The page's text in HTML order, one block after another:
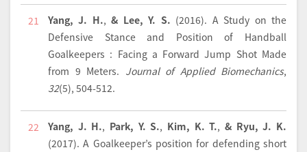
21 Yang, J. H.,& Lee, Y. S. (2016). A Study on the
Defensive Stance and Position of Handball
Goalkeepers : Facing a Forward Jump Shot Made
from 9 Meters. Journal of Applied Biomechanics,
32(5), 504-512.
22 Yang, J. H., Park, Y. S., Kim, K. T.,& Ryu, J. K.
(2017).A Goalkeeper’s position for defending short